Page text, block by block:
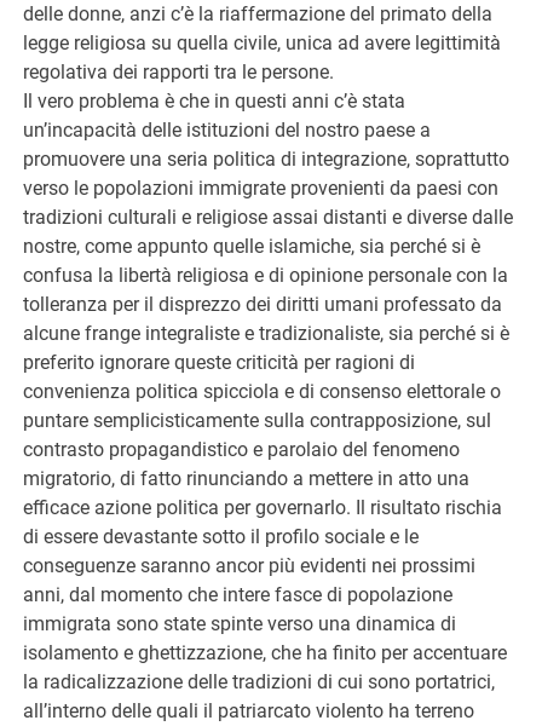
delle donne, anzi c’è la riaffermazione del primato della
legge religiosa su quella civile, unica ad avere legittimità
regolativa dei rapporti tra le persone.
Il vero problema è che in questi anni c’è stata
un’incapacità delle istituzioni del nostro paese a
promuovere una seria politica di integrazione, soprattutto
verso le popolazioni immigrate provenienti da paesi con
tradizioni culturali e religiose assai distanti e diverse dalle
nostre, come appunto quelle islamiche, sia perché si è
confusa la libertà religiosa e di opinione personale con la
tolleranza per il disprezzo dei diritti umani professato da
alcune frange integraliste e tradizionaliste, sia perché si è
preferito ignorare queste criticità per ragioni di
convenienza politica spicciola e di consenso elettorale o
puntare semplicisticamente sulla contrapposizione, sul
contrasto propagandistico e parolaio del fenomeno
migratorio, di fatto rinunciando a mettere in atto una
efficace azione politica per governarlo. Il risultato rischia
di essere devastante sotto il profilo sociale e le
conseguenze saranno ancor più evidenti nei prossimi
anni, dal momento che intere fasce di popolazione
immigrata sono state spinte verso una dinamica di
isolamento e ghettizzazione, che ha finito per accentuare
la radicalizzazione delle tradizioni di cui sono portatrici,
all’interno delle quali il patriarcato violento ha terreno